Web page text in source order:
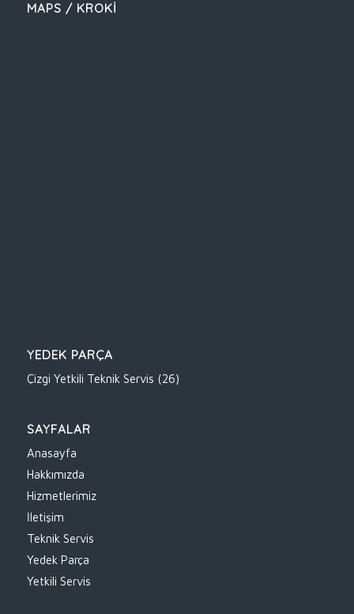
MAPS / KROKİ
YEDEK PARÇA
Çizgi Yetkili Teknik Servis (26)
SAYFALAR
Anasayfa
Hakkımızda
Hizmetlerimiz
İletişim
Teknik Servis
Yedek Parça
Yetkili Servis